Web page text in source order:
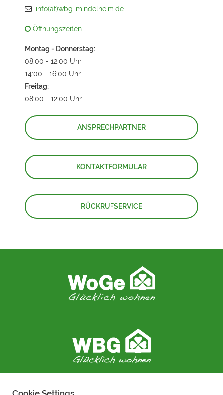
info(at)wbg-mindelheim.de
Öffnungszeiten
Montag - Donnerstag:
08:00 - 12:00 Uhr
14:00 - 16:00 Uhr
Freitag:
08:00 - 12:00 Uhr
ANSPRECHPARTNER
KONTAKTFORMULAR
RÜCKRUFSERVICE
Cookie Settings